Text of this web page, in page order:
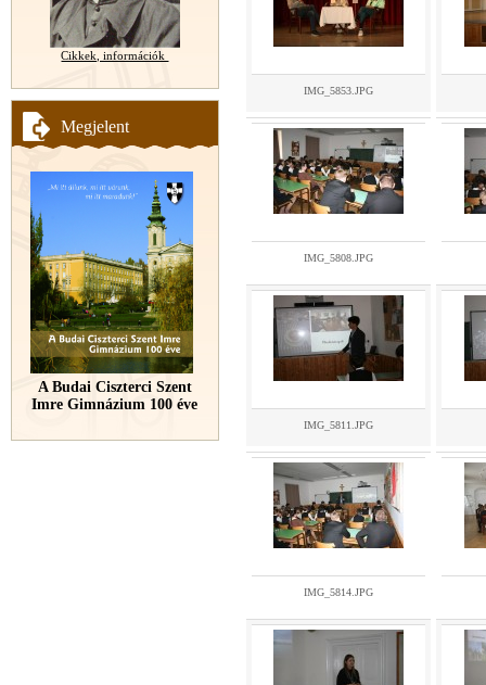
Cikkek, információk
Megjelent
A Budai Ciszterci Szent
Imre Gimnázium 100 éve
IMG_5853.JPG
IMG_5808.JPG
IMG_5811.JPG
IMG_5814.JPG